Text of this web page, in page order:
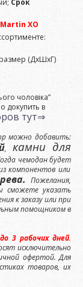
Martin ХО
(ДхШхГ)
чоловіка”
докупить в
тут⇒
можно добавить:
, камни для
чемодан будет
компонентов или
Пожелания,
сможете указать
к заказу или при
помощником в
3 рабочих дней.
исключительно
офертой. Для
товаров, их